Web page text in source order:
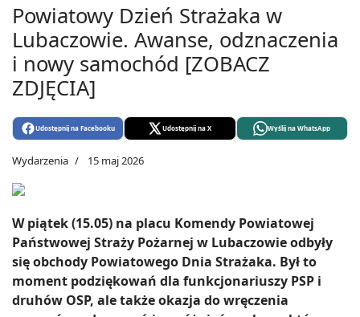
Powiatowy Dzień Strażaka w
Lubaczowie. Awanse, odznaczenia
i nowy samochód [ZOBACZ
ZDJĘCIA]
Udostępnij na Facebooku Udostępnij na X Wyślij na WhatsApp
Wydarzenia 15 maj 2026
W piątek (15.05) na placu Komendy Powiatowej
Państwowej Straży Pożarnej w Lubaczowie odbyły
się obchody Powiatowego Dnia Strażaka. Był to
moment podziękowań dla funkcjonariuszy PSP i
druhów OSP, ale także okazja do wręczenia